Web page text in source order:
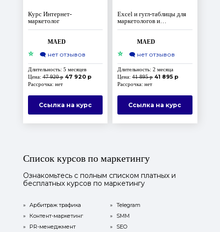
Курс Интернет-
маркетолог
MAED
⭐ 🗨️ нет отзывов
Длительность: 5 месяцев
Цена:47 920 р 47 920 р
Рассрочка: нет
Ссылка на курс
Excel и гугл-таблицы для
маркетологов и
директоров по маркетингу
MAED
⭐ 🗨️ нет отзывов
Длительность: 2 месяца
Цена: 41 895 р 41 895 р
Рассрочка: нет
Ссылка на курс
Список курсов по маркетингу
Ознакомьтесь с полным списком платных и
бесплатных курсов по маркетингу
» Арбитраж трафика » Telegram
»
Контент-маркетинг »
SMM
»
PR-менеджмент »
SEO